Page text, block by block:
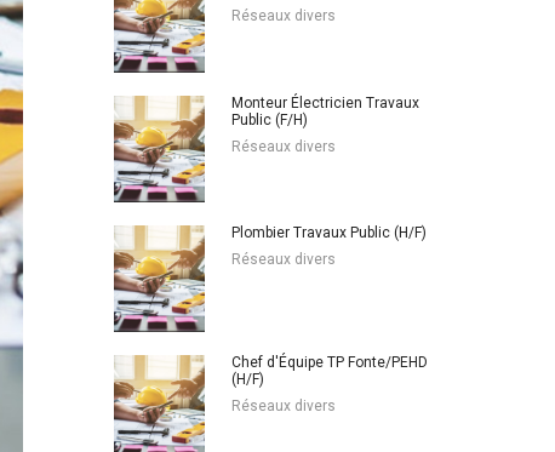
Réseaux divers
Monteur Électricien Travaux
Public (F/H)
Réseaux divers
Plombier Travaux Public (H/F)
Réseaux divers
Chef d'Équipe TP Fonte/PEHD
(H/F)
Réseaux divers